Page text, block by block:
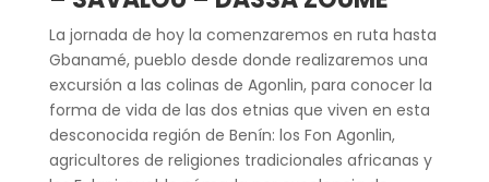
La jornada de hoy la comenzaremos en ruta hasta
Gbanamé, pueblo desde donde realizaremos una
excursión a las colinas de Agonlin, para conocer la
forma de vida de las dos etnias que viven en esta
desconocida región de Benín: los Fon Agonlin,
agricultores de religiones tradicionales africanas y